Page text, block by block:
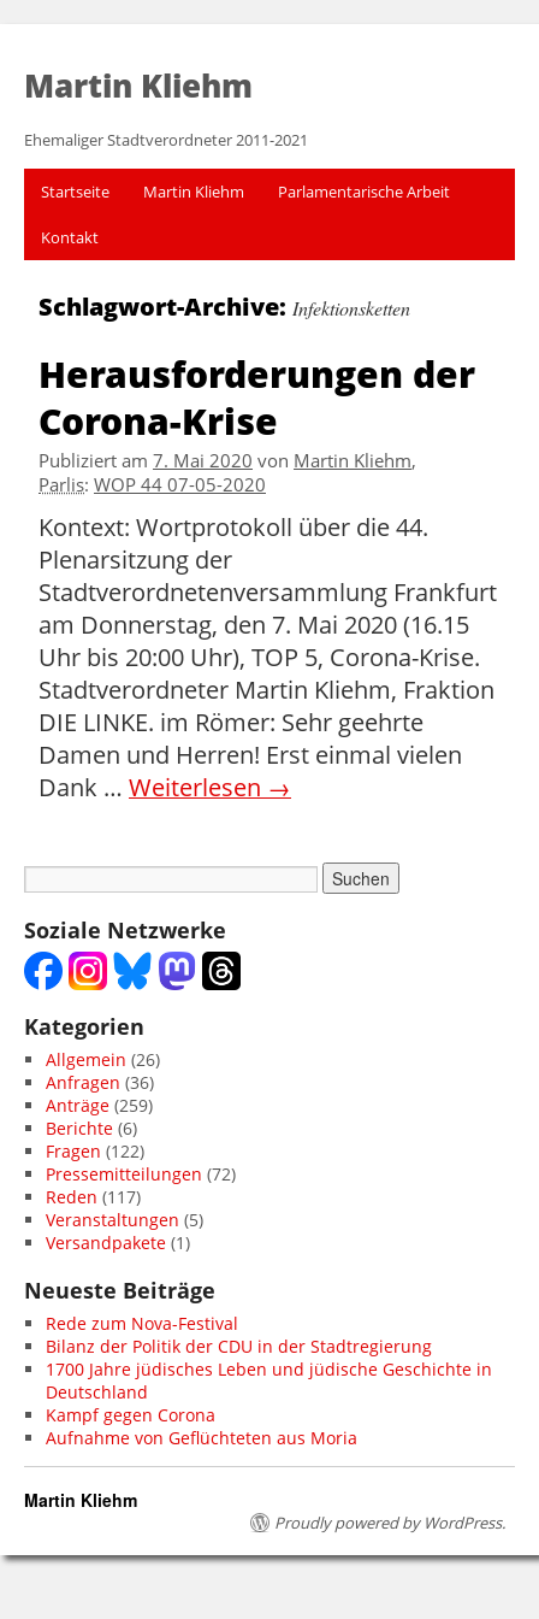
Martin Kliehm
Ehemaliger Stadtverordneter 2011-2021
Startseite Martin Kliehm Parlamentarische Arbeit
Kontakt
Schlagwort-Archive: Infektionsketten
Herausforderungen der
Corona-Krise
Publiziert am 7. Mai 2020 von Martin Kliehm,
Parlis: WOP 44 07-05-2020
Kontext: Wortprotokoll über die 44.
Plenarsitzung der
Stadtverordnetenversammlung Frankfurt
am Donnerstag, den 7. Mai 2020 (16.15
Uhr bis 20:00 Uhr), TOP 5, Corona-Krise.
Stadtverordneter Martin Kliehm, Fraktion
DIE LINKE. im Römer: Sehr geehrte
Damen und Herren! Erst einmal vielen
Dank … Weiterlesen →
Soziale Netzwerke
Kategorien
Allgemein (26)
Anfragen (36)
Anträge (259)
Berichte (6)
Fragen (122)
Pressemitteilungen (72)
Reden (117)
Veranstaltungen (5)
Versandpakete (1)
Neueste Beiträge
Rede zum Nova-Festival
Bilanz der Politik der CDU in der Stadtregierung
1700 Jahre jüdisches Leben und jüdische Geschichte in
Deutschland
Kampf gegen Corona
Aufnahme von Geflüchteten aus Moria
Martin Kliehm
Proudly powered by WordPress.